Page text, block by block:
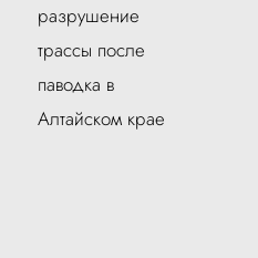
разрушение
трассы после
паводка в
Алтайском крае